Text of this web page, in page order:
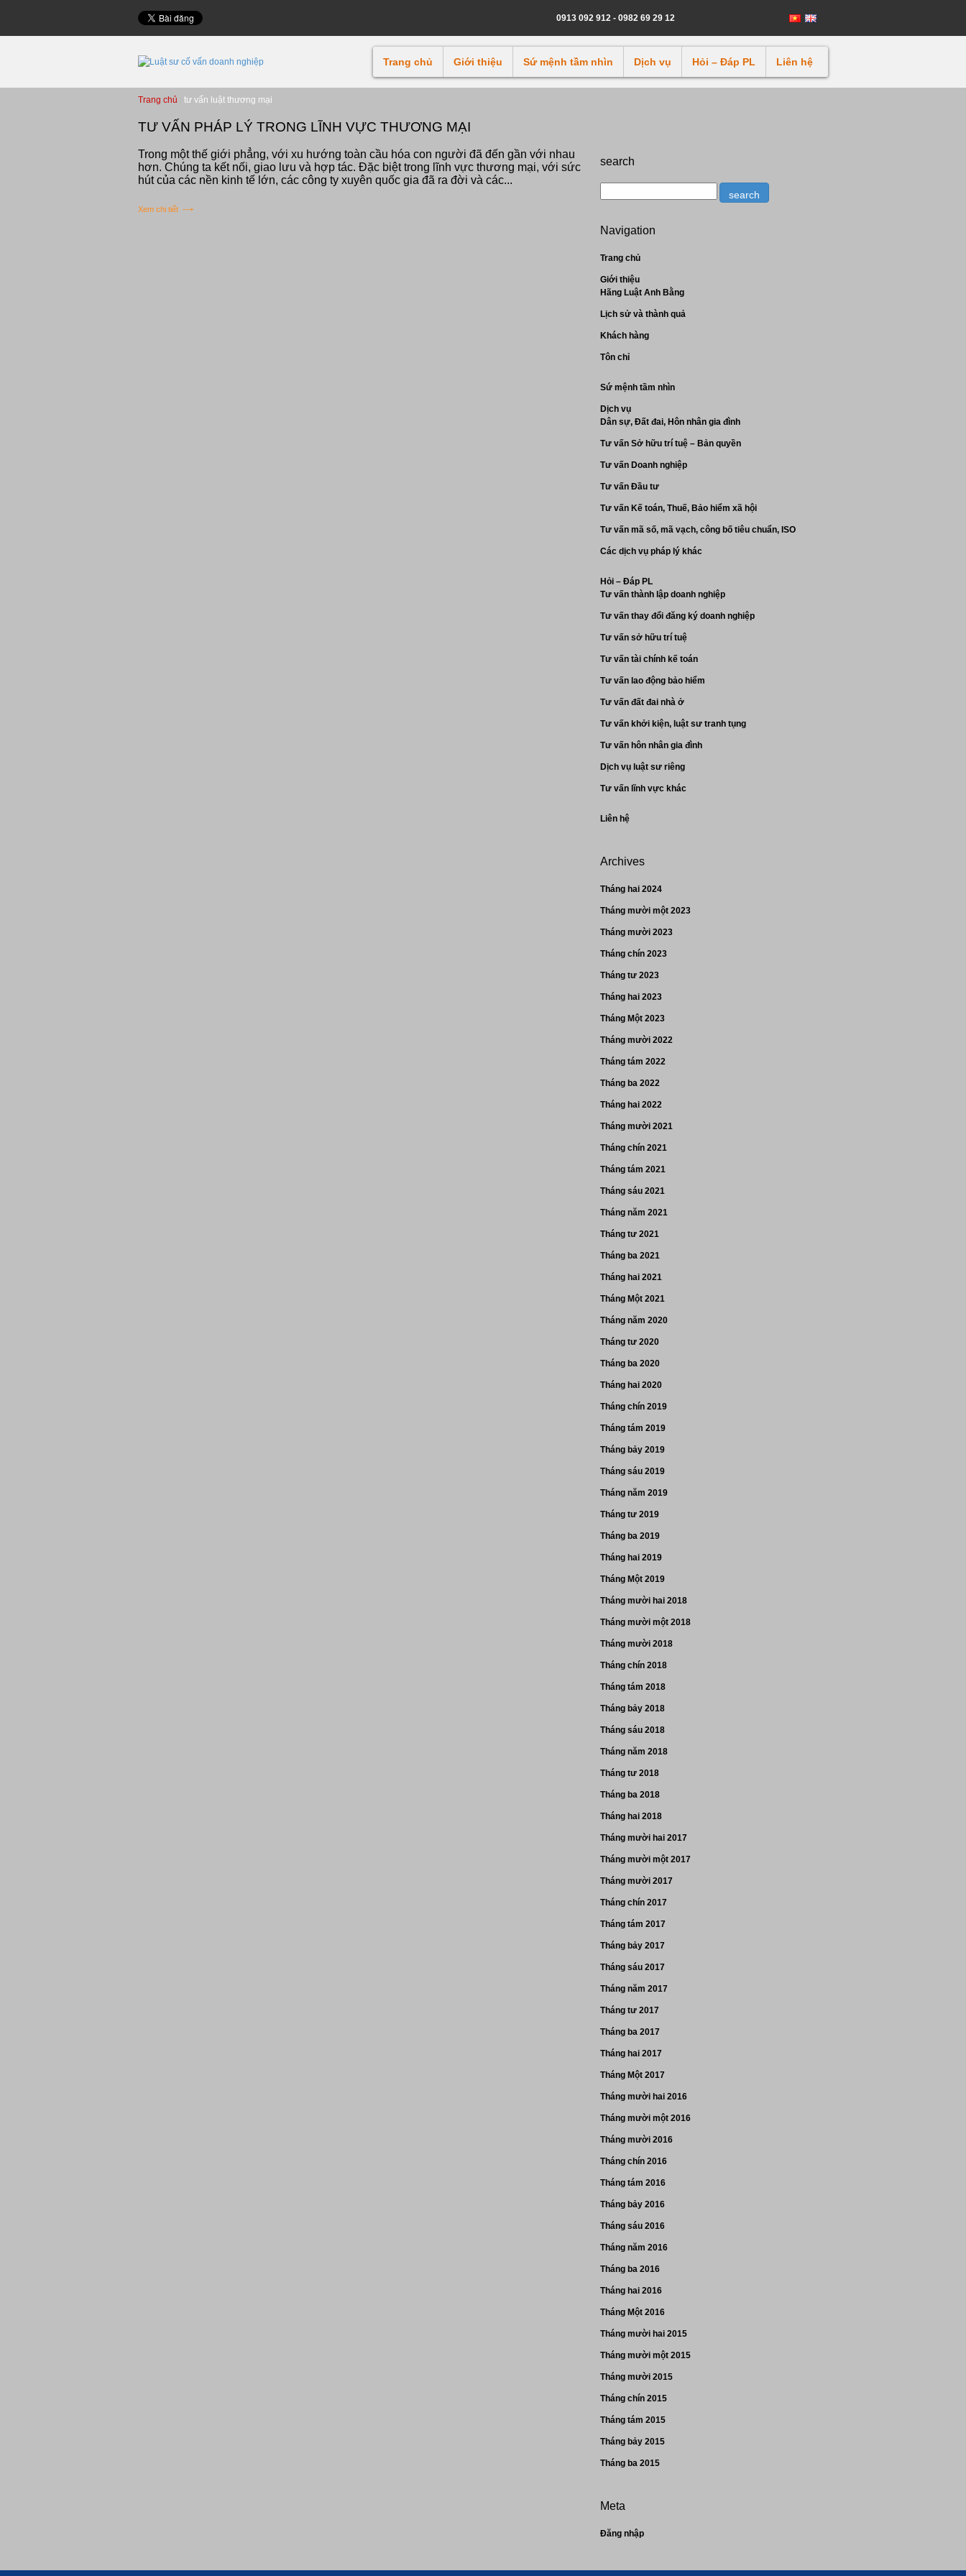
0913 092 912 - 0982 69 29 12
Trang chủ Giới thiệu Sứ mệnh tầm nhìn Dịch vụ Hỏi – Đáp PL Liên hệ
Trang chủ tư vấn luật thương mại
TƯ VẤN PHÁP LÝ TRONG LĨNH VỰC THƯƠNG MẠI
Trong một thế giới phẳng, với xu hướng toàn cầu hóa con người đã đến gần với nhau
hơn. Chúng ta kết nối, giao lưu và hợp tác. Đặc biệt trong lĩnh vực thương mại, với sức
hút của các nền kinh tế lớn, các công ty xuyên quốc gia đã ra đời và các...
Xem chi tiết
search
Navigation
Trang chủ
Giới thiệu
Hãng Luật Anh Bằng
Lịch sử và thành quả
Khách hàng
Tôn chỉ
Sứ mệnh tầm nhìn
Dịch vụ
Dân sự, Đất đai, Hôn nhân gia đình
Tư vấn Sở hữu trí tuệ – Bản quyền
Tư vấn Doanh nghiệp
Tư vấn Đầu tư
Tư vấn Kế toán, Thuế, Bảo hiểm xã hội
Tư vấn mã số, mã vạch, công bố tiêu chuẩn, ISO
Các dịch vụ pháp lý khác
Hỏi – Đáp PL
Tư vấn thành lập doanh nghiệp
Tư vấn thay đổi đăng ký doanh nghiệp
Tư vấn sở hữu trí tuệ
Tư vấn tài chính kế toán
Tư vấn lao động bảo hiểm
Tư vấn đất đai nhà ở
Tư vấn khởi kiện, luật sư tranh tụng
Tư vấn hôn nhân gia đình
Dịch vụ luật sư riêng
Tư vấn lĩnh vực khác
Liên hệ
Archives
Tháng hai 2024
Tháng mười một 2023
Tháng mười 2023
Tháng chín 2023
Tháng tư 2023
Tháng hai 2023
Tháng Một 2023
Tháng mười 2022
Tháng tám 2022
Tháng ba 2022
Tháng hai 2022
Tháng mười 2021
Tháng chín 2021
Tháng tám 2021
Tháng sáu 2021
Tháng năm 2021
Tháng tư 2021
Tháng ba 2021
Tháng hai 2021
Tháng Một 2021
Tháng năm 2020
Tháng tư 2020
Tháng ba 2020
Tháng hai 2020
Tháng chín 2019
Tháng tám 2019
Tháng bảy 2019
Tháng sáu 2019
Tháng năm 2019
Tháng tư 2019
Tháng ba 2019
Tháng hai 2019
Tháng Một 2019
Tháng mười hai 2018
Tháng mười một 2018
Tháng mười 2018
Tháng chín 2018
Tháng tám 2018
Tháng bảy 2018
Tháng sáu 2018
Tháng năm 2018
Tháng tư 2018
Tháng ba 2018
Tháng hai 2018
Tháng mười hai 2017
Tháng mười một 2017
Tháng mười 2017
Tháng chín 2017
Tháng tám 2017
Tháng bảy 2017
Tháng sáu 2017
Tháng năm 2017
Tháng tư 2017
Tháng ba 2017
Tháng hai 2017
Tháng Một 2017
Tháng mười hai 2016
Tháng mười một 2016
Tháng mười 2016
Tháng chín 2016
Tháng tám 2016
Tháng bảy 2016
Tháng sáu 2016
Tháng năm 2016
Tháng ba 2016
Tháng hai 2016
Tháng Một 2016
Tháng mười hai 2015
Tháng mười một 2015
Tháng mười 2015
Tháng chín 2015
Tháng tám 2015
Tháng bảy 2015
Tháng ba 2015
Meta
Đăng nhập